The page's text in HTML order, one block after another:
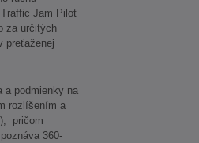
Traffic Jam Pilot
za určitých
preťaženej
a podmienky na
rozlíšením a
), pričom
360-